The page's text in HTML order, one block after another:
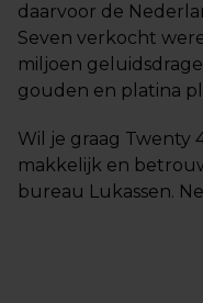
daarvoor de
Seven verkocht
miljoen
gouden en platina
Wil je graag Twenty
makkelijk en
bureau Lukassen.